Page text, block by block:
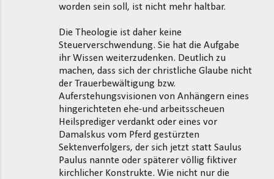
worden sein soll, ist nicht mehr haltbar.
Die Theologie ist daher keine
Steuerverschwendung. Sie hat die Aufgabe
ihr Wissen weiterzudenken. Deutlich zu
machen, dass sich der christliche Glaube nicht
der Trauerbewältigung bzw.
Auferstehungsvisionen von Anhängern eines
hingerichteten ehe-und arbeitsscheuen
Heilsprediger verdankt oder eines vor
Damalskus vom Pferd gestürzten
Sektenverfolgers, der sich jetzt statt Saulus
Paulus nannte oder späterer völlig fiktiver
kirchlicher Konstrukte. Wie nicht nur die